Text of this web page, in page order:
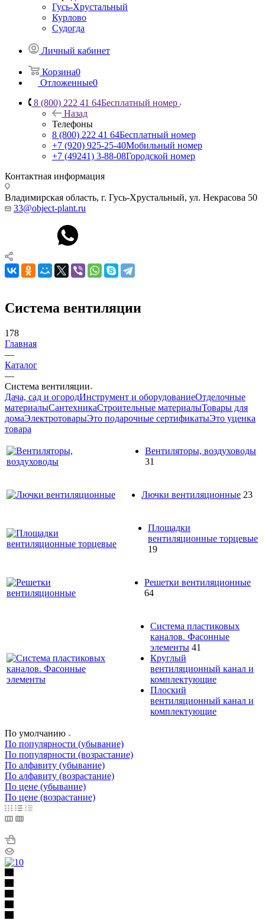
Гусь-Хрустальный
Курлово
Судогда
Личный кабинет
Корзина0
Отложенные0
8 (800) 222 41 64Бесплатный номер
Назад
Телефоны
8 (800) 222 41 64Бесплатный номер
+7 (920) 925-25-40Мобильный номер
+7 (49241) 3-88-08Городской номер
Контактная информация
Владимирская область, г. Гусь-Хрустальный, ул. Некрасова 50
33@object-plant.ru
Система вентиляции
178
Главная
—
Каталог
—
Система вентиляции
Дача, сад и огородИнструмент и оборудованиеОтделочные
материалыСантехникаСтроительные материалыТовары для
домаЭлектротоварыЭто подарочные сертификатыЭто уценка
товара
Вентиляторы, воздуховоды
31
Лючки вентиляционные 23
Площадки
вентиляционные торцевые
19
Решетки вентиляционные
64
Система пластиковых
каналов. Фасонные
элементы 41
Круглый
вентиляционный канал и
комплектующие
Плоский
вентиляционный канал и
комплектующие
По умолчанию
По популярности (убывание)
По популярности (возрастание)
По алфавиту (убывание)
По алфавиту (возрастание)
По цене (убывание)
По цене (возрастание)